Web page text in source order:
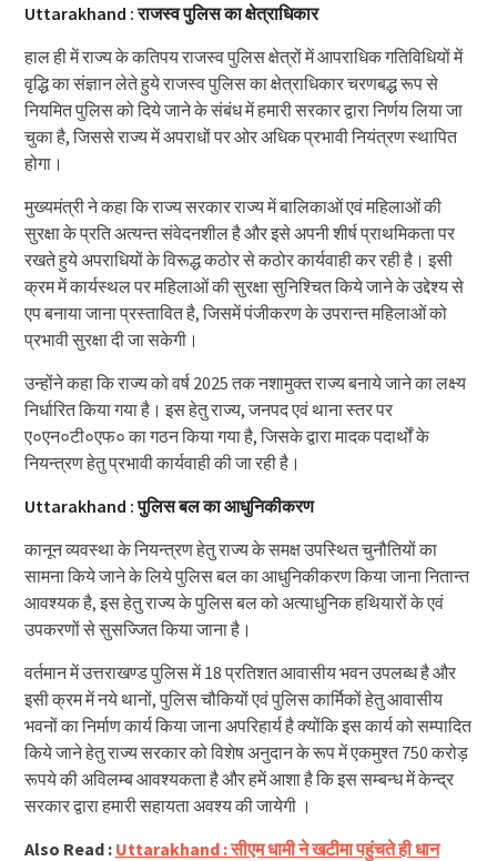
Uttarakhand : राजस्व पुलिस का क्षेत्राधिकार
हाल ही में राज्य के कतिपय राजस्व पुलिस क्षेत्रों में आपराधिक गतिविधियों में
वृद्धि का संज्ञान लेते हुये राजस्व पुलिस का क्षेत्राधिकार चरणबद्ध रूप से
नियमित पुलिस को दिये जाने के संबंध में हमारी सरकार द्वारा निर्णय लिया जा
चुका है, जिससे राज्य में अपराधों पर ओर अधिक प्रभावी नियंत्रण स्थापित
होगा।
मुख्यमंत्री ने कहा कि राज्य सरकार राज्य में बालिकाओं एवं महिलाओं की
सुरक्षा के प्रति अत्यन्त संवेदनशील है और इसे अपनी शीर्ष प्राथमिकता पर
रखते हुये अपराधियों के विरूद्ध कठोर से कठोर कार्यवाही कर रही है। इसी
क्रम में कार्यस्थल पर महिलाओं की सुरक्षा सुनिश्चित किये जाने के उद्देश्य से
एप बनाया जाना प्रस्तावित है, जिसमें पंजीकरण के उपरान्त महिलाओं को
प्रभावी सुरक्षा दी जा सकेगी।
उन्होंने कहा कि राज्य को वर्ष 2025 तक नशामुक्त राज्य बनाये जाने का लक्ष्य
निर्धारित किया गया है। इस हेतु राज्य, जनपद एवं थाना स्तर पर
ए०एन०टी०एफ० का गठन किया गया है, जिसके द्वारा मादक पदार्थों के
नियन्त्रण हेतु प्रभावी कार्यवाही की जा रही है।
Uttarakhand : पुलिस बल का आधुनिकीकरण
कानून व्यवस्था के नियन्त्रण हेतु राज्य के समक्ष उपस्थित चुनौतियों का
सामना किये जाने के लिये पुलिस बल का आधुनिकीकरण किया जाना नितान्त
आवश्यक है, इस हेतु राज्य के पुलिस बल को अत्याधुनिक हथियारों के एवं
उपकरणों से सुसज्जित किया जाना है।
वर्तमान में उत्तराखण्ड पुलिस में 18 प्रतिशत आवासीय भवन उपलब्ध है और
इसी क्रम में नये थानों, पुलिस चौकियों एवं पुलिस कार्मिकों हेतु आवासीय
भवनों का निर्माण कार्य किया जाना अपरिहार्य है क्योंकि इस कार्य को सम्पादित
किये जाने हेतु राज्य सरकार को विशेष अनुदान के रूप में एकमुश्त 750 करोड़
रूपये की अविलम्ब आवश्यकता है और हमें आशा है कि इस सम्बन्ध में केन्द्र
सरकार द्वारा हमारी सहायता अवश्य की जायेगी ।
Also Read : Uttarakhand : सीएम धामी ने खटीमा पहुंचते ही धान